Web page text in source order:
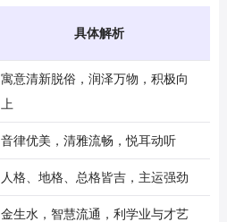
具体解析
寓意清新脱俗，润泽万物，积极向
上
音律优美，清雅流畅，悦耳动听
人格、地格、总格皆吉，主运强劲
金生水，智慧流通，利学业与才艺